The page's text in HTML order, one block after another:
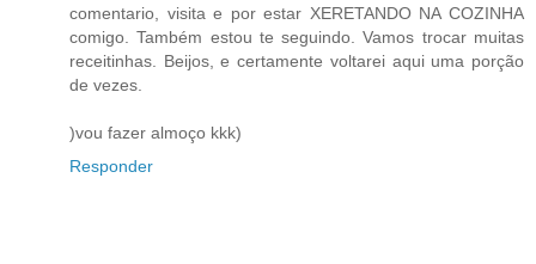
comentario, visita e por estar XERETANDO NA COZINHA
comigo. Também estou te seguindo. Vamos trocar muitas
receitinhas. Beijos, e certamente voltarei aqui uma porção
de vezes.
)vou fazer almoço kkk)
Responder